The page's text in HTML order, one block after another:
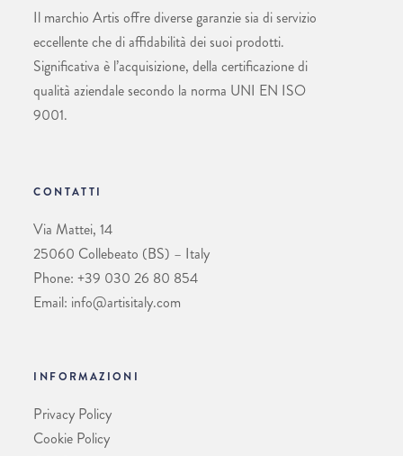
Il marchio Artis offre diverse garanzie sia di servizio
eccellente che di affidabilità dei suoi prodotti.
Significativa è l’acquisizione, della certificazione di
qualità aziendale secondo la norma UNI EN ISO
9001.
CONTATTI
Via Mattei, 14
25060 Collebeato (BS) – Italy
Phone: +39 030 26 80 854
Email: info@artisitaly.com
INFORMAZIONI
Privacy Policy
Cookie Policy